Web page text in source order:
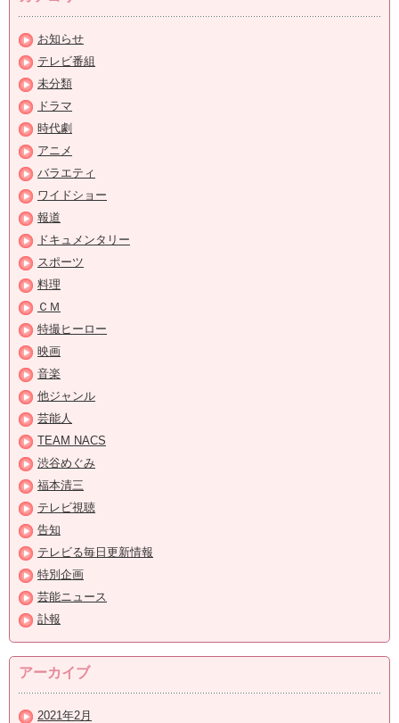
お知らせ
テレビ番組
未分類
ドラマ
時代劇
アニメ
バラエティ
ワイドショー
報道
ドキュメンタリー
スポーツ
料理
ＣＭ
特撮ヒーロー
映画
音楽
他ジャンル
芸能人
TEAM NACS
渋谷めぐみ
福本清三
テレビ視聴
告知
テレビる毎日更新情報
特別企画
芸能ニュース
訃報
アーカイブ
2021年2月